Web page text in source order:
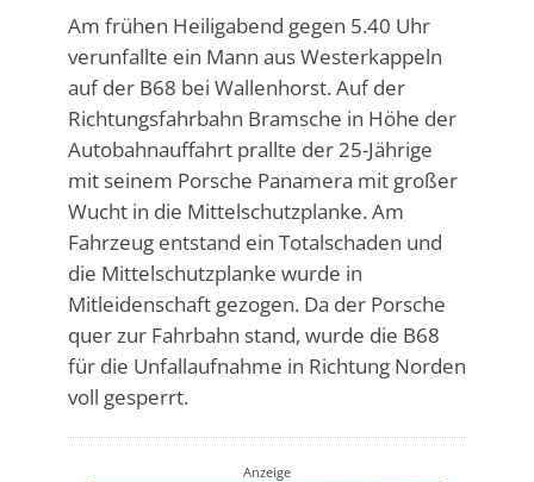
Am frühen Heiligabend gegen 5.40 Uhr
verunfallte ein Mann aus Westerkappeln
auf der B68 bei Wallenhorst. Auf der
Richtungsfahrbahn Bramsche in Höhe der
Autobahnauffahrt prallte der 25-Jährige
mit seinem Porsche Panamera mit großer
Wucht in die Mittelschutzplanke. Am
Fahrzeug entstand ein Totalschaden und
die Mittelschutzplanke wurde in
Mitleidenschaft gezogen. Da der Porsche
quer zur Fahrbahn stand, wurde die B68
für die Unfallaufnahme in Richtung Norden
voll gesperrt.
Anzeige